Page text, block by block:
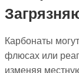
Карбонаты
флюсах или
изменяя